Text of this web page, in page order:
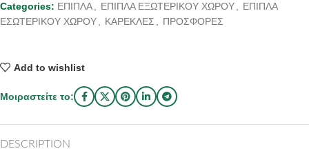
Categories: ΕΠΙΠΛΑ, ΕΠΙΠΛΑ ΕΞΩΤΕΡΙΚΟΥ ΧΩΡΟΥ, ΕΠΙΠΛΑ
ΕΣΩΤΕΡΙΚΟΥ ΧΩΡΟΥ, ΚΑΡΕΚΛΕΣ , ΠΡΟΣΦΟΡΕΣ
Add to wishlist
Μοιραστείτε το:
DESCRIPTION